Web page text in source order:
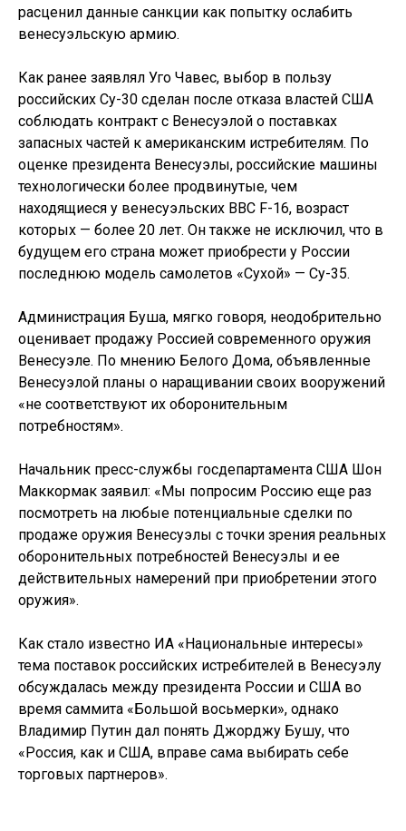
расценил данные санкции как попытку ослабить
венесуэльскую армию.
Как ранее заявлял Уго Чавес, выбор в пользу
российских Су-30 сделан после отказа властей США
соблюдать контракт с Венесуэлой о поставках
запасных частей к американским истребителям. По
оценке президента Венесуэлы, российские машины
технологически более продвинутые, чем
находящиеся у венесуэльских ВВС F-16, возраст
которых — более 20 лет. Он также не исключил, что в
будущем его страна может приобрести у России
последнюю модель самолетов «Сухой» — Су-35.
Администрация Буша, мягко говоря, неодобрительно
оценивает продажу Россией современного оружия
Венесуэле. По мнению Белого Дома, объявленные
Венесуэлой планы о наращивании своих вооружений
«не соответствуют их оборонительным
потребностям».
Начальник пресс-службы госдепартамента США Шон
Маккормак заявил: «Мы попросим Россию еще раз
посмотреть на любые потенциальные сделки по
продаже оружия Венесуэлы с точки зрения реальных
оборонительных потребностей Венесуэлы и ее
действительных намерений при приобретении этого
оружия».
Как стало известно ИА «Национальные интересы»
тема поставок российских истребителей в Венесуэлу
обсуждалась между президента России и США во
время саммита «Большой восьмерки», однако
Владимир Путин дал понять Джорджу Бушу, что
«Россия, как и США, вправе сама выбирать себе
торговых партнеров».